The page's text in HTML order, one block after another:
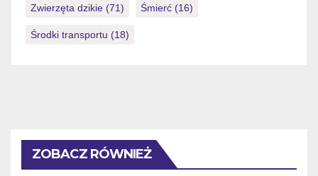
Zwierzęta dzikie (71) Śmierć (16)
Środki transportu (18)
ZOBACZ RÓWNIEŻ